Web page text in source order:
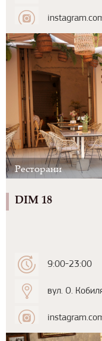
Ресторани
DIM 18
9:00-23:00
вул. О.